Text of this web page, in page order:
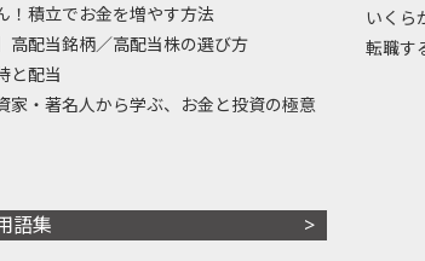
！積立でお金を増やす方法
高配当銘柄／高配当株の選び方
と配当
家・著名人から学ぶ、お金と投資の極意
いくら
転職す
語集